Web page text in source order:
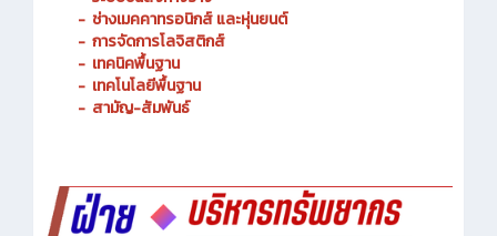
- ช่างเมคคาทรอนิกส์ และหุ่นยนต์
- การจัดการโลจิสติกส์
- เทคนิคพื้นฐาน
- เทคโนโลยีพื้นฐาน
- สามัญ-สัมพันธ์